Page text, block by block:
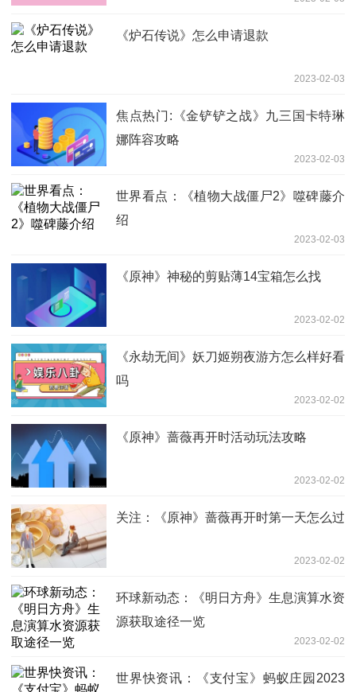
《炉石传说》怎么申请退款
2023-02-03
焦点热门:《金铲铲之战》九三国卡特琳
娜阵容攻略
2023-02-03
世界看点：《植物大战僵尸2》噬碑藤介
绍
2023-02-03
《原神》神秘的剪贴薄14宝箱怎么找
2023-02-02
《永劫无间》妖刀姬朔夜游方怎么样好看
吗
2023-02-02
《原神》蔷薇再开时活动玩法攻略
2023-02-02
关注：《原神》蔷薇再开时第一天怎么过
2023-02-02
环球新动态：《明日方舟》生息演算水资
源获取途径一览
2023-02-02
世界快资讯：《支付宝》蚂蚁庄园2023